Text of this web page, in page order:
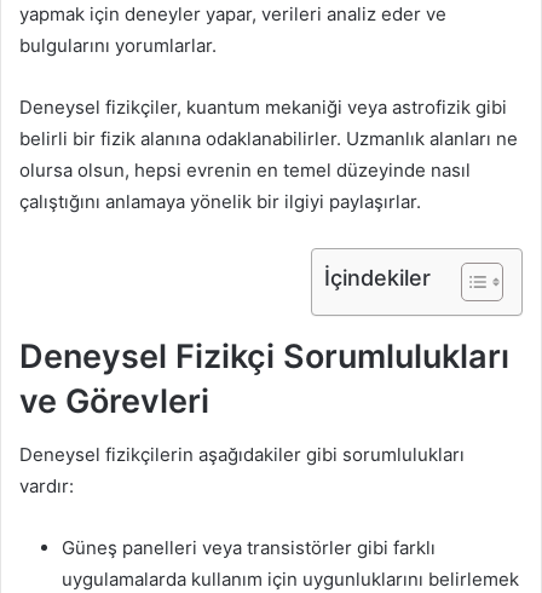
yapmak için deneyler yapar, verileri analiz eder ve
bulgularını yorumlarlar.
Deneysel fizikçiler, kuantum mekaniği veya astrofizik gibi
belirli bir fizik alanına odaklanabilirler. Uzmanlık alanları ne
olursa olsun, hepsi evrenin en temel düzeyinde nasıl
çalıştığını anlamaya yönelik bir ilgiyi paylaşırlar.
İçindekiler
Deneysel Fizikçi Sorumlulukları
ve Görevleri
Deneysel fizikçilerin aşağıdakiler gibi sorumlulukları
vardır:
Güneş panelleri veya transistörler gibi farklı
uygulamalarda kullanım için uygunluklarını belirlemek